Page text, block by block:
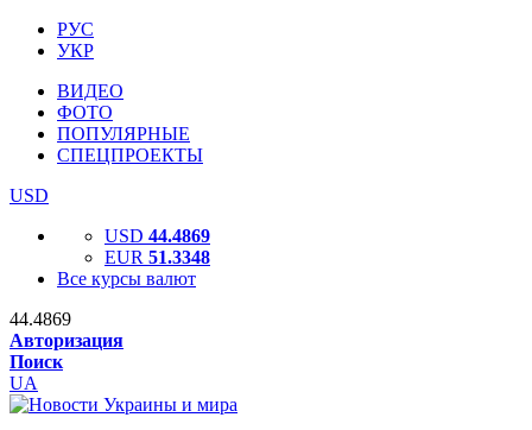
РУС
УКР
ВИДЕО
ФОТО
ПОПУЛЯРНЫЕ
СПЕЦПРОЕКТЫ
USD
USD 44.4869
EUR 51.3348
Все курсы валют
44.4869
Авторизация
Поиск
UA